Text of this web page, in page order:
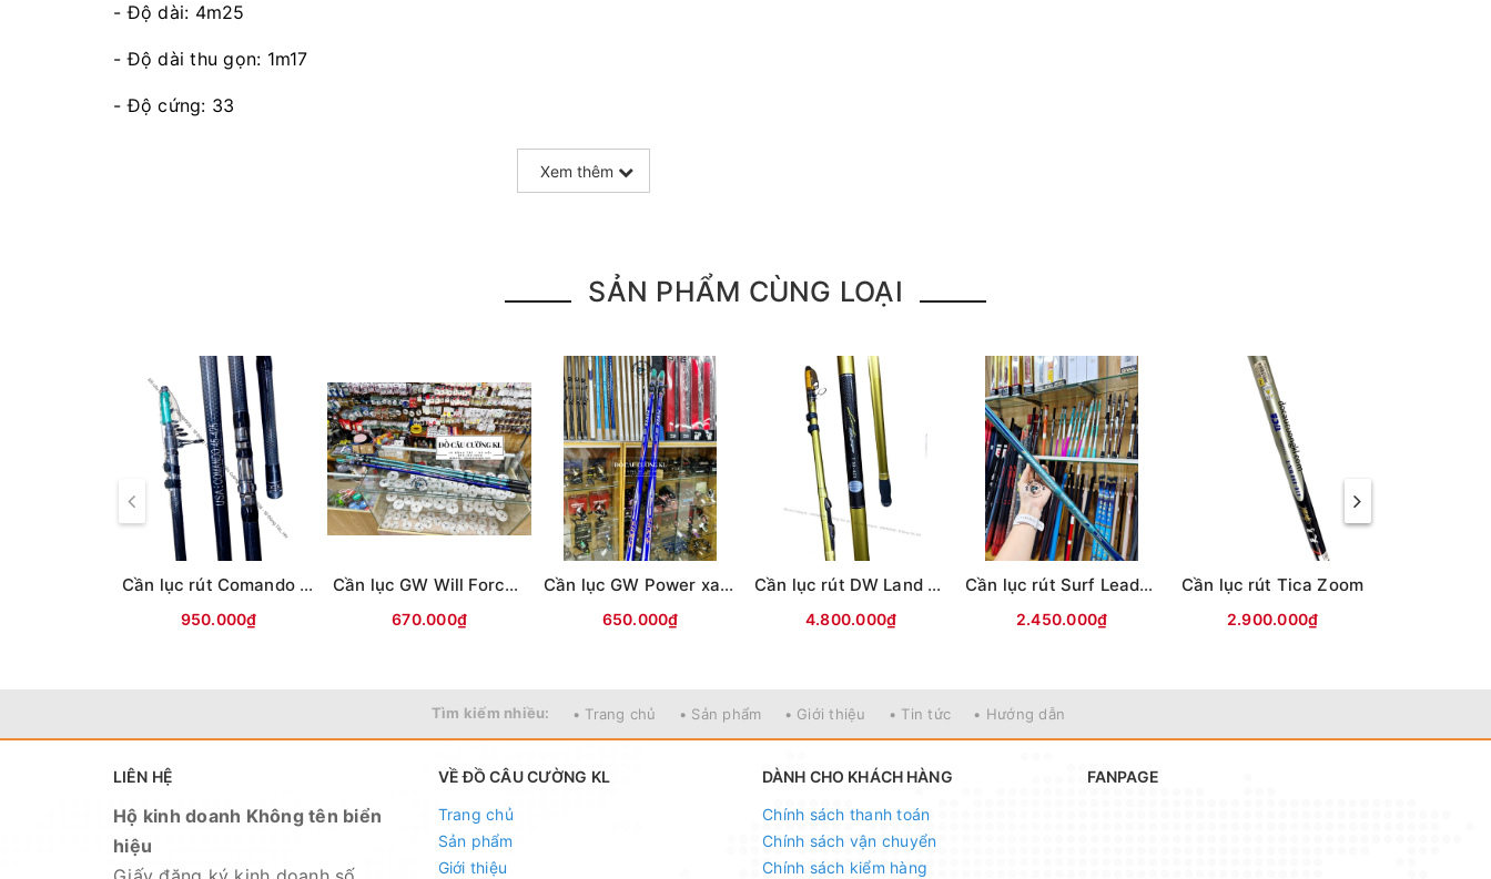
- Độ dài: 4m25
- Độ dài thu gọn: 1m17
- Độ cứng: 33
- Loại: Spinning (máy đứng)
- Chất liệu: 93% Carbon
- Số đốt: 4 đốt
Xem thêm
SẢN PHẨM CÙNG LOẠI
Cần lục rút Comando USA (Chính hãng)
950.000₫
Cần lục GW Will Force Xanh ngọc
670.000₫
Cần lục GW Power xanh tím
650.000₫
Cần lục rút DW Land Surf Vàng T30-425-N
4.800.000₫
Cần lục rút Surf Leader TQ Xanh ngọc
2.450.000₫
Cần lục rút Tica Zoom
2.900.000₫
Tìm kiếm nhiều: • Trang chủ • Sản phẩm • Giới thiệu • Tin tức • Hướng dẫn
LIÊN HỆ
Hộ kinh doanh Không tên biển
hiệu
VỀ ĐỒ CÂU CƯỜNG KL
Trang chủ
Sản phẩm
Giới thiệu
DÀNH CHO KHÁCH HÀNG
Chính sách thanh toán
Chính sách vận chuyển
Chính sách kiểm hàng
FANPAGE